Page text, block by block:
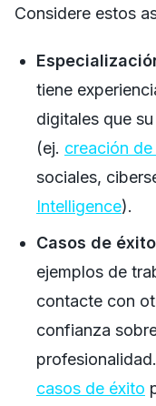
Considere estos
tiene
digitales que
(ej. creación
sociales,
Intelligence).
Casos de
ejemplos de
contacte con
confianza
casos de éxito